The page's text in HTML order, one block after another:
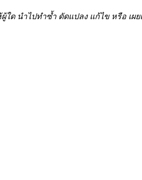
ผู้ใด นำไปทำซ้ำ ดัดแปลง แก้ไข หรือ